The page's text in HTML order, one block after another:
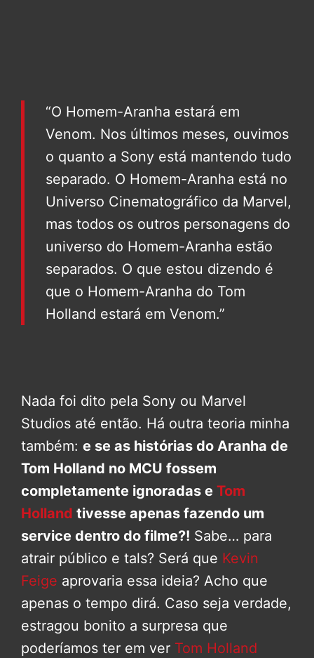
“O Homem-Aranha estará em
Venom. Nos últimos meses, ouvimos
o quanto a Sony está mantendo tudo
separado. O Homem-Aranha está no
Universo Cinematográfico da Marvel,
mas todos os outros personagens do
universo do Homem-Aranha estão
separados. O que estou dizendo é
que o Homem-Aranha do Tom
Holland estará em Venom.”
Nada foi dito pela Sony ou Marvel
Studios até então. Há outra teoria minha
também: e se as histórias do Aranha de
Tom Holland no MCU fossem
completamente ignoradas e Tom
Holland tivesse apenas fazendo um
service dentro do filme?! Sabe… para
atrair público e tals? Será que Kevin
Feige aprovaria essa ideia? Acho que
apenas o tempo dirá. Caso seja verdade,
estragou bonito a surpresa que
poderíamos ter em ver Tom Holland